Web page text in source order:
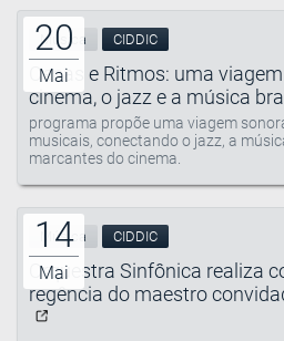
20
Mai
Música CIDDIC
Cenas e Ritmos: uma
cinema, o jazz e a música
programa propõe uma viagem
musicais, conectando o jazz, a
marcantes do cinema.
14
Mai
Música CIDDIC
Orquestra Sinfônica realiza
regência do maestro